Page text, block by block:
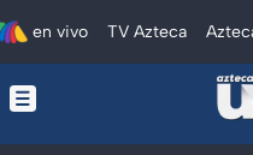
en vivo TV Azteca